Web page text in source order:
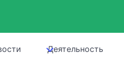
Деятельность